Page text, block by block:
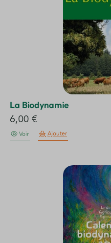
La Biodynamie
6,00€
Voir Ajouter